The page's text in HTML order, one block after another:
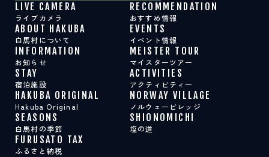
LIVE CAMERA
ライブカメラ
RECOMMENDATION
おすすめ情報
ABOUT HAKUBA
白馬村について
EVENTS
イベント情報
INFORMATION
お知らせ
MEISTER TOUR
マイスターツアー
STAY
宿泊施設
ACTIVITIES
アクティビティー
HAKUBA ORIGINAL
Hakuba Original
NORWAY VILLAGE
ノルウェービレッジ
SEASONS
白馬村の季節
SHIONOMICHI
塩の道
FURUSATO TAX
ふるさと納税